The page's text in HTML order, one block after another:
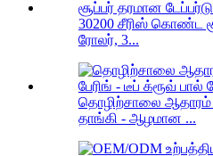
30200 சீரிஸ் கொண்ட
ரோலர், 3...
தொழிற்சாலை ஆதாரம்
தாங்கி - ஆழமான ...